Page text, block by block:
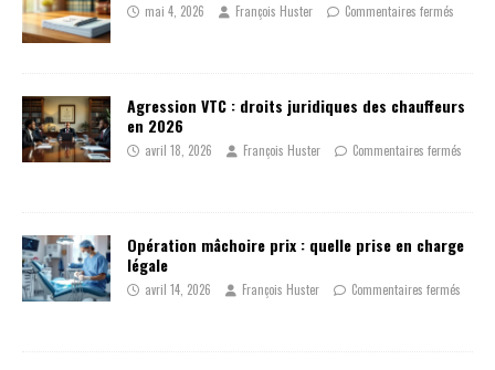
mai 4, 2026 François Huster Commentaires fermés
Agression VTC : droits juridiques des chauffeurs
en 2026
avril 18, 2026 François Huster Commentaires fermés
Opération mâchoire prix : quelle prise en charge
légale
avril 14, 2026 François Huster Commentaires fermés